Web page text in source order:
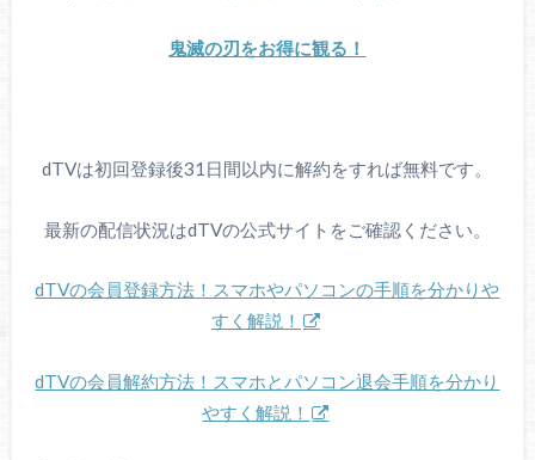
鬼滅の刃をお得に観る！
dTVは初回登録後31日間以内に解約をすれば無料です。
最新の配信状況はdTVの公式サイトをご確認ください。
dTVの会員登録方法！スマホやパソコンの手順を分かりや
すく解説！
dTVの会員解約方法！スマホとパソコン退会手順を分かり
やすく解説！